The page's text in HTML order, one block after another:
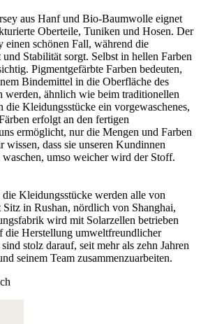
aus Hanf und Bio-Baumwolle eignet
Oberteile, Tuniken und Hosen. Der
einen schönen Fall, während die
Stabilität sorgt. Selbst in hellen Farben
Pigmentgefärbte Farben bedeuten,
Bindemittel in die Oberfläche des
werden, ähnlich wie beim traditionellen
die Kleidungsstücke ein vorgewaschenes,
erfolgt an den fertigen
ermöglicht, nur die Mengen und Farben
wissen, dass sie unseren Kundinnen
umso weicher wird der Stoff.
Kleidungsstücke werden alle von
in Rushan, nördlich von Shanghai,
wird mit Solarzellen betrieben
die Herstellung umweltfreundlicher
stolz darauf, seit mehr als zehn Jahren
seinem Team zusammenzuarbeiten.